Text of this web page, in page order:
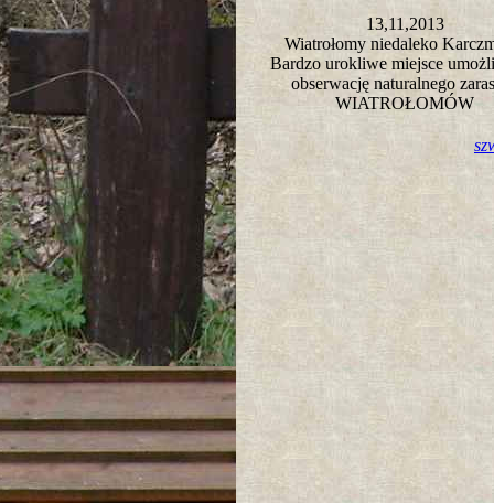
13,11,2013
Wiatrołomy niedaleko
Bardzo urokliwe miejsce
obserwację naturalnego
WIATROŁOMÓW